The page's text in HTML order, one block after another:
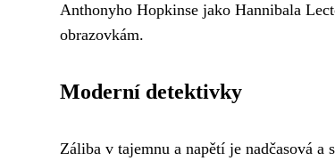
Anthonyho Hopkinse jako Hannibala
obrazovkám.
Moderní detektivky
Záliba v tajemnu a napětí je nadčasová